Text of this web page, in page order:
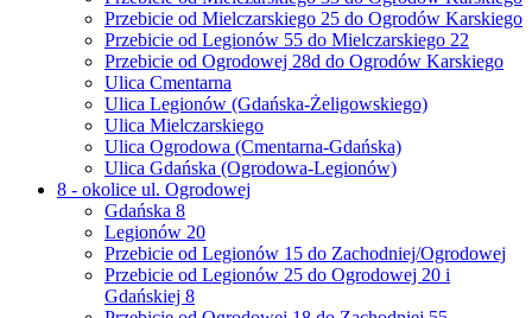
Przebicie od Mielczarskiego 25 do Ogrodów Karskiego
Przebicie od Legionów 55 do Mielczarskiego 22
Przebicie od Ogrodowej 28d do Ogrodów Karskiego
Ulica Cmentarna
Ulica Legionów (Gdańska-Żeligowskiego)
Ulica Mielczarskiego
Ulica Ogrodowa (Cmentarna-Gdańska)
Ulica Gdańska (Ogrodowa-Legionów)
8 - okolice ul. Ogrodowej
Gdańska 8
Legionów 20
Przebicie od Legionów 15 do Zachodniej/Ogrodowej
Przebicie od Legionów 25 do Ogrodowej 20 i
Gdańskiej 8